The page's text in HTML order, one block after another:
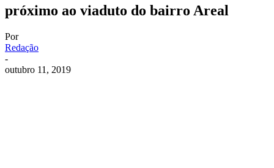
próximo ao viaduto do bairro Areal
Por
Redação
-
outubro 11, 2019